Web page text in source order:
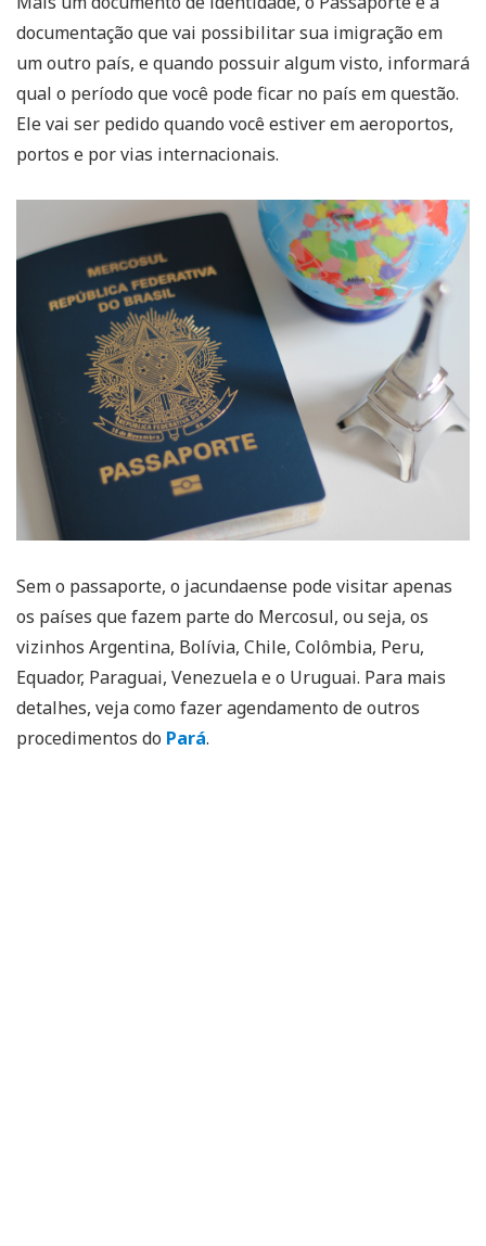
documentação que vai possibilitar sua imigração em
um outro país, e quando possuir algum visto, informará
qual o período que você pode ficar no país em questão.
Ele vai ser pedido quando você estiver em aeroportos,
portos e por vias internacionais.
Sem o passaporte, o jacundaense pode visitar apenas
os países que fazem parte do Mercosul, ou seja, os
vizinhos Argentina, Bolívia, Chile, Colômbia, Peru,
Equador, Paraguai, Venezuela e o Uruguai. Para mais
detalhes, veja como fazer agendamento de outros
procedimentos do Pará.